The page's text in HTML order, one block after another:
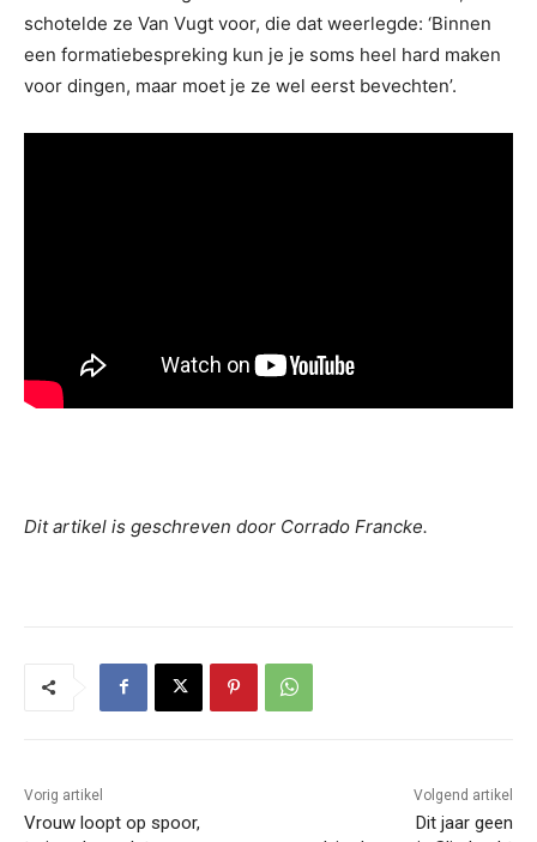
schotelde ze Van Vugt voor, die dat weerlegde: ‘Binnen
een formatiebespreking kun je je soms heel hard maken
voor dingen, maar moet je ze wel eerst bevechten’.
Dit artikel is geschreven door Corrado Francke.
Vorig artikel
Vrouw loopt op spoor,
Volgend artikel
Dit jaar geen